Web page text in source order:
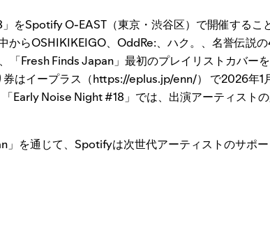
をSpotify O-EAST（東京・渋谷区）で開催するこ
らOSHIKIKEIGO、OddRe:、ハク。、名誉伝説の
「Fresh Finds Japan」最初のプレイリストカバー
はイープラス（https://eplus.jp/enn/） で2026年1
Early Noise Night #18」では、出演アーティスト
を通じて、Spotifyは次世代アーティストのサポー